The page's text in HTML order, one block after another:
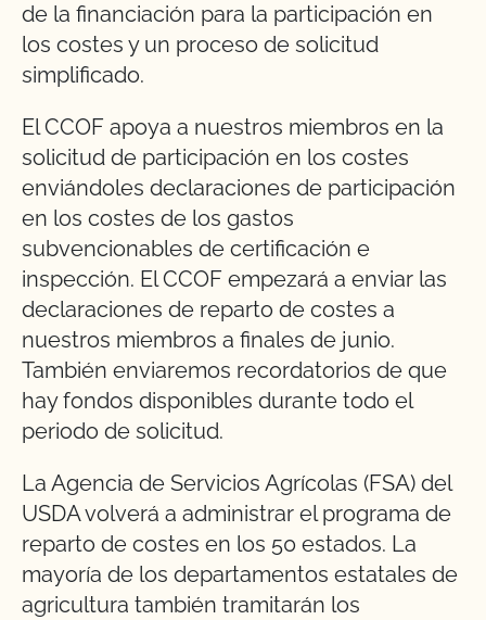
de la financiación para la participación en
los costes y un proceso de solicitud
simplificado.
El CCOF apoya a nuestros miembros en la
solicitud de participación en los costes
enviándoles declaraciones de participación
en los costes de los gastos
subvencionables de certificación e
inspección. El CCOF empezará a enviar las
declaraciones de reparto de costes a
nuestros miembros a finales de junio.
También enviaremos recordatorios de que
hay fondos disponibles durante todo el
periodo de solicitud.
La Agencia de Servicios Agrícolas (FSA) del
USDA volverá a administrar el programa de
reparto de costes en los 50 estados. La
mayoría de los departamentos estatales de
agricultura también tramitarán los